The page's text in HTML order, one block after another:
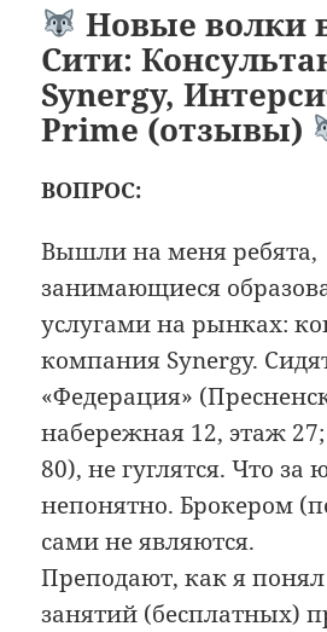
Новые волки
Сити:
Synergy,
Prime (отзывы)
ВОПРОС:
Вышли на меня ребята,
занимающиеся
услугами на рынках:
компания Synergy.
«Федерация»
набережная 12, этаж
80), не гуглятся. Что за
непонятно. Брокером
сами не являются.
Преподают, как я
занятий (бесплатных)